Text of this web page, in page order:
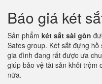
Báo giá két
Sản phẩm két sắt sài gòn
Safes group. Két sắt đựng
gia đình đang rất được ưa
giúp bảo vệ tài sản khỏi trộm
nữa.